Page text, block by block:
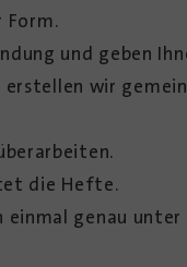
Form.
und geben
wir
die Hefte.
einmal genau